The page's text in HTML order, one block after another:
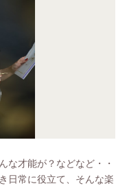
な才能が？などなど・・
日常に役立て、そんな楽